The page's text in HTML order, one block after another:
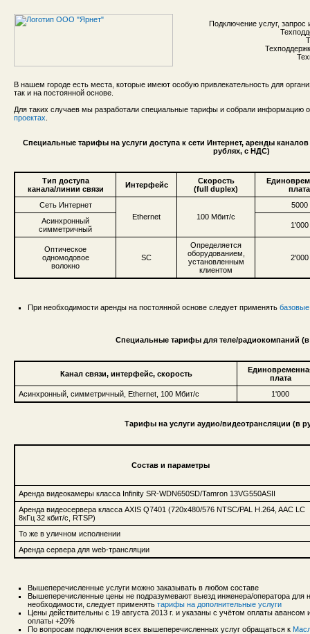
Подключение услуг,
В нашем городе есть места, которые имеют особую привлекательность для
так и на постоянной основе.
Для таких случаев мы разработали специальные тарифы и собрали
проектах
Специальные тарифы на услуги доступа к сети Интернет, аренды
рублях, с НДС)
Тип доступа
канала/линии связи
Интерфейс
Скорость
(full duplex)
плата
Сеть Интернет
Ethernet
100 Мбит/с
5000
Асинхронный
симметричный
1'000
Оптическое
одномодовое
волокно
SC
Определяется
оборудованием,
установленным
клиентом
2'000
При необходимости аренды на постоянной основе следует применять
Специальные тарифы для теле/радиокомпаний
Канал связи, интерфейс, скорость
плата
Асинхронный, симметричный, Ethernet, 100 Мбит/с
1'000
Тарифы на услуги аудио/видеотрансляции (в
Состав и параметры
Аренда видеокамеры класса Infinity SR-WDN650SD/Tamron 13VG550ASII
Аренда видеосервера класса AXIS Q7401 (720x480/576 NTSC/PAL H.264, AAC LC
8кГц 32 кбит/с, RTSP)
То же в уличном исполнении
Аренда сервера для web-трансляции
Вышеперечисленные услуги можно заказывать в любом составе
Вышеперечисленные цены не подразумевают выезд инженера/оператора для
необходимости, следует применять тарифы на дополнительные услуги
Цены действительны с 19 августа 2013 г. и указаны с учётом оплаты авансом
оплаты +20%
По вопросам подключения всех вышеперечисленных услуг обращаться к